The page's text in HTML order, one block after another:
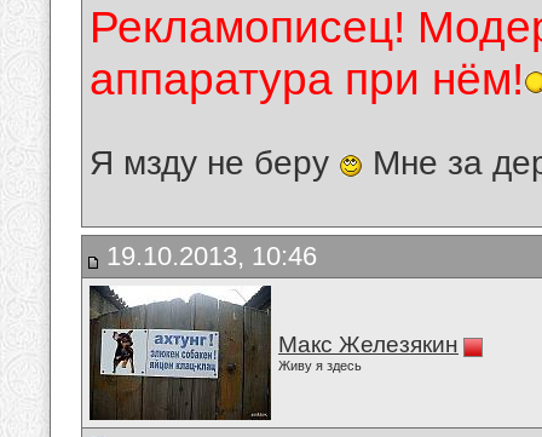
Рекламописец!
аппаратура при нём!
Я мзду не беру Мне за
19.10.2013, 10:46
Макс Железякин
Живу я здесь